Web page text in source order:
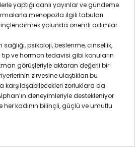
yaptığı canlı yayınlar ve gündeme
menopozla ilgili tabuları
yolunda önemli adımlar
psikoloji, beslenme, cinsellik,
ve hormon tedavisi gibi konuların
görüşleriyle aktaran değerli bir
zirvesine ulaştıkları bu
karşılaşabilecekleri zorluklara da
deneyimleriyle destekleniyor
kadının bilinçli, güçlü ve umutlu